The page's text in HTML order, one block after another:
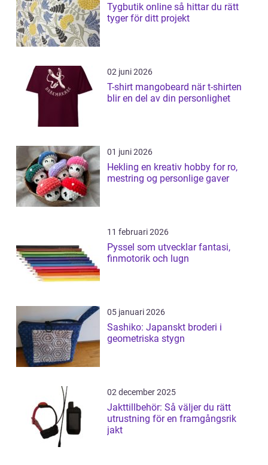
Tygbutik online så hittar du rätt
tyger för ditt projekt
02 juni 2026
T-shirt mangobeard när t-shirten
blir en del av din personlighet
01 juni 2026
Hekling en kreativ hobby for ro,
mestring og personlige gaver
11 februari 2026
Pyssel som utvecklar fantasi,
finmotorik och lugn
05 januari 2026
Sashiko: Japanskt broderi i
geometriska stygn
02 december 2025
Jakttillbehör: Så väljer du rätt
utrustning för en framgångsrik
jakt